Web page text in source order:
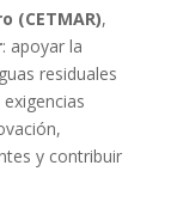
(CETMAR),
: apoyar la
residuales
y contribuir